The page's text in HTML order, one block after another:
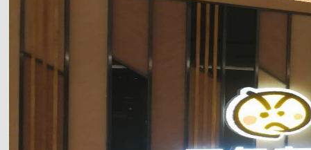
nationwide hotel, villas, shops, factory, office design and decoration; plus
conceptions are achieved perfectly embodiment.
For more than 10 years, We are always dedicated to providing
from consulting, design, material selection, construction and after-sales
customer get more senior decoration service, at the meantime we also
Our project managers have many years of work experience, large area
experience.We are professional that we can provide the perfect construction